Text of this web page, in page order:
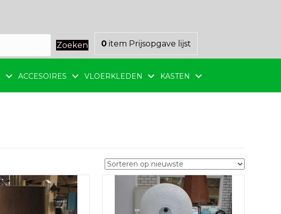
Zoeken 0 item Prijsopgave lijst
ACCESOIRES VLOERKLEDEN KASTEN